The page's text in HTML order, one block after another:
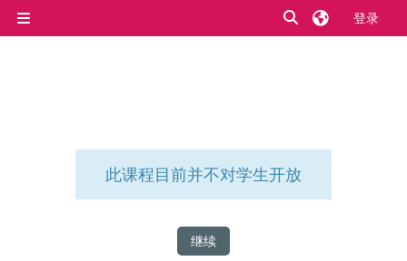
停靠面板
切换搜索输入
登录
此课程目前并不对学生开放
继续